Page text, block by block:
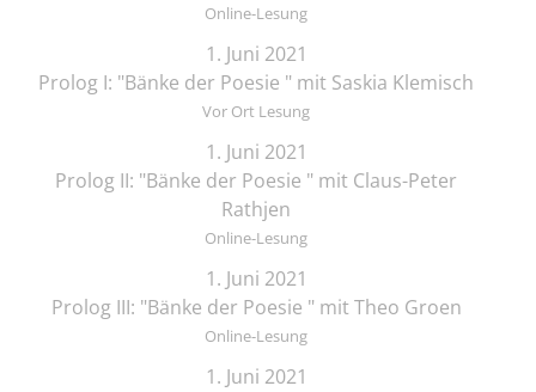
Online-Lesung
1. Juni 2021
Prolog I: "Bänke der Poesie " mit Saskia Klemisch
Vor Ort Lesung
1. Juni 2021
Prolog II: "Bänke der Poesie " mit Claus-Peter
Rathjen
Online-Lesung
1. Juni 2021
Prolog III: "Bänke der Poesie " mit Theo Groen
Online-Lesung
1. Juni 2021